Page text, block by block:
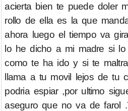
acierta bien te puede doler
rollo de ella es la que
ahora luego el tiempo va
lo he dicho a mi madre si lo
como te ha ido y si te
llama a tu movil lejos de tu
podria espiar ,por ultimo
aseguro que no va de farol